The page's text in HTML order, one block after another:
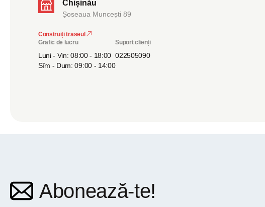
Chișinău
Șoseaua Muncești 89
Construiți traseul
Grafic de lucru
Luni - Vin: 08:00 - 18:00
Sîm - Dum: 09:00 - 14:00
Suport clienți
022505090
Abonează-te!